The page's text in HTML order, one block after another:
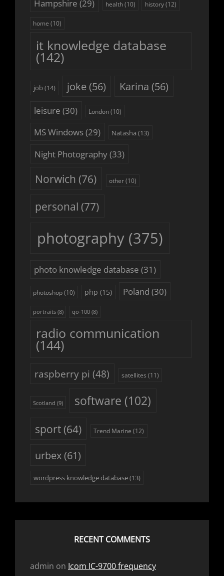
Hampshire (29) health(10) history(12)
home (10)
it knowledge database
(142)
job(14) joke (56) Karina (56)
leisure (30) London(10)
MS Windows(29) Natasha (13)
Night Photography(33)
Norwich (76) other(10)
personal (77)
photography(375)
photo knowledge database (31)
photoshop (10) php (15) Poland (30)
portraits(8) qo-100(8)
radio communication
(144)
raspberry pi (48) satellites (11)
Scotland (9) software (102)
sport(64) Trend Marine (12)
urbex(61)
wordpress knowledge database(13)
RECENT COMMENTS
admin on Icom IC-9700 frequency